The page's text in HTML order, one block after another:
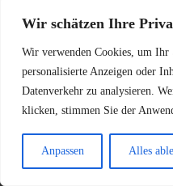
Wir schätzen Ihre
Wir verwenden Cookies, um Ihr
personalisierte Anzeigen oder
Datenverkehr zu analysieren.
klicken, stimmen Sie der
Anpassen Alles
© 2026 mama-hilft.de